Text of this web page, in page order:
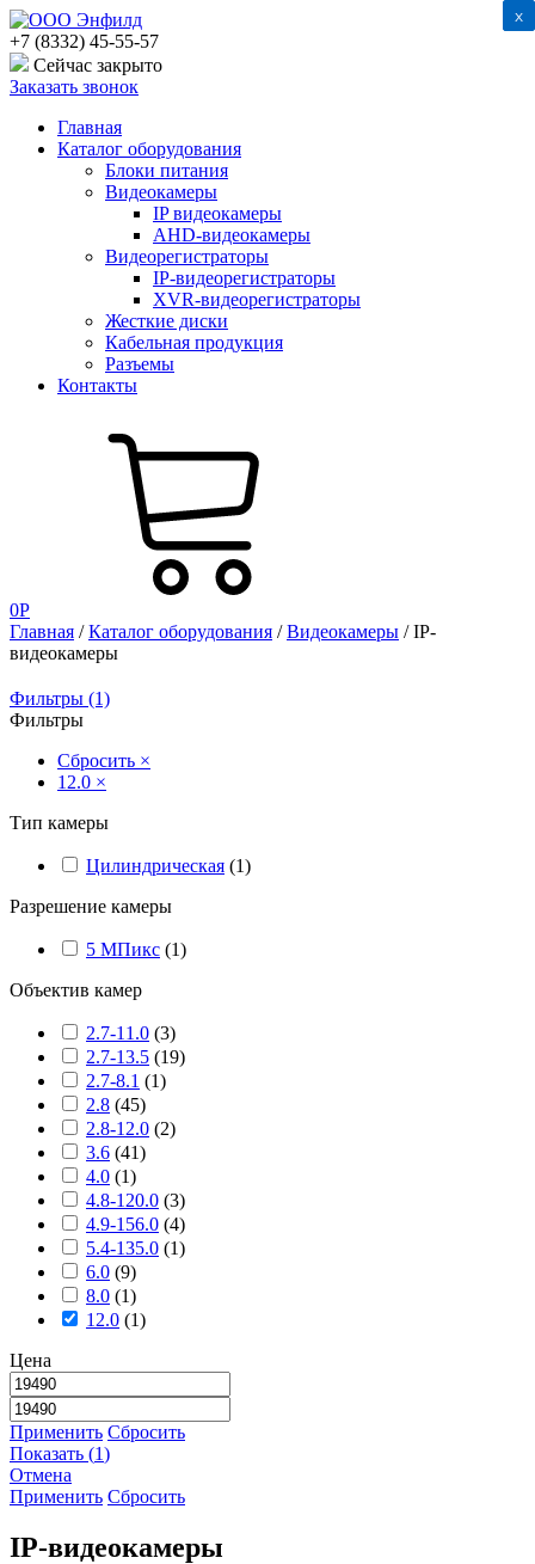
+7 (8332) 45-55-57
Сейчас закрыто
Заказать звонок
Главная
Каталог оборудования
Блоки питания
Видеокамеры
IP видеокамеры
AHD-видеокамеры
Видеорегистраторы
IP-видеорегистраторы
XVR-видеорегистраторы
Жесткие диски
Кабельная продукция
Разъемы
Контакты
0Р
Главная /Каталог оборудования /Видеокамеры / IP-
видеокамеры
Фильтры (1)
Фильтры
Сбросить ×
12.0 ×
Тип камеры
Цилиндрическая (1)
Разрешение камеры
5 МПикс (1)
Объектив камер
2.7-11.0 (3)
2.7-13.5 (19)
2.7-8.1 (1)
2.8 (45)
2.8-12.0 (2)
3.6 (41)
4.0 (1)
4.8-120.0 (3)
4.9-156.0 (4)
5.4-135.0 (1)
6.0 (9)
8.0 (1)
12.0 (1)
Цена
Применить Сбросить
Показать (1)
Отмена
Применить Сбросить
IP-видеокамеры
x
x